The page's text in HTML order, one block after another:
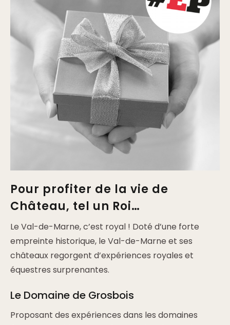
Pour profiter de la vie de
Château, tel un Roi…
Le Val-de-Marne, c’est royal ! Doté d’une forte
empreinte historique, le Val-de-Marne et ses
châteaux regorgent d’expériences royales et
équestres surprenantes.
Le Domaine de Grosbois
Proposant des expériences dans les domaines